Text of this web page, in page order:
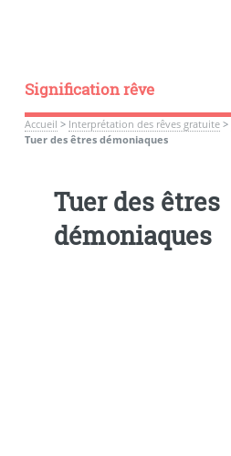
Signification rêve
Accueil > Interprétation des rêves gratuite>
Tuer des êtres démoniaques
Tuer des êtres
démoniaques